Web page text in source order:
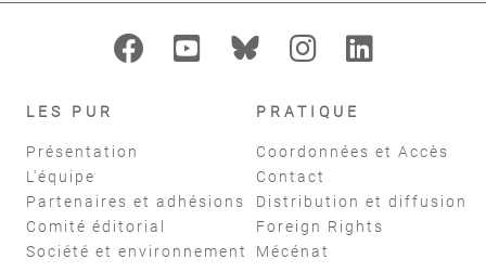
LES PUR
Présentation
L'équipe
Partenaires et adhésions
Comité éditorial
Société et environnement
PRATIQUE
Coordonnées et Accès
Contact
Distribution et diffusion
Foreign Rights
Mécénat